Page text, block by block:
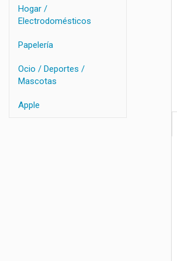
Hogar /
Electrodomésticos
Papelería
Ocio / Deportes /
Mascotas
Apple